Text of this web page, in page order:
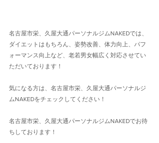
名古屋市栄、久屋大通パーソナルジムNAKEDでは、
ダイエットはもちろん、姿勢改善、体力向上、パフ
ォーマンス向上など、老若男女幅広く対応させてい
ただいております！
気になる方は、名古屋市栄、久屋大通パーソナルジ
ムNAKEDをチェックしてください！
名古屋市栄、久屋大通パーソナルジムNAKEDでお待
ちしております！